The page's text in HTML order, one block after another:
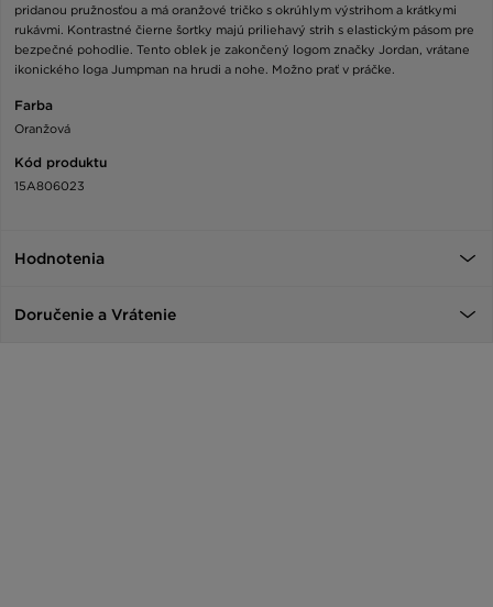
pridanou pružnosťou a má oranžové tričko s okrúhlym výstrihom a krátkymi
rukávmi. Kontrastné čierne šortky majú priliehavý strih s elastickým pásom pre
bezpečné pohodlie. Tento oblek je zakončený logom značky Jordan, vrátane
ikonického loga Jumpman na hrudi a nohe. Možno prať v práčke.
Farba
Oranžová
Kód produktu
15A806023
Hodnotenia
Doručenie a Vrátenie